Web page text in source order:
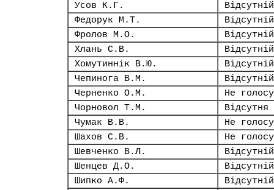
Усов К.Г.
Відсутній
Федорук М.Т.
Відсутній
Фролов М.О.
Відсутній
Хлань С.В.
Відсутній
Хомутиннік В.Ю.
Відсутній
Чепинога В.М.
Відсутній
Черненко О.М.
Не
Чорновол Т.М.
Відсутня
Чумак В.В.
Не
Шахов С.В.
Не
Шевченко В.Л.
Відсутній
Шенцев Д.О.
Відсутній
Шипко А.Ф.
Відсутній